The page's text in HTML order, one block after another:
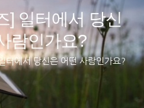
] 일터에서 당신
람인가요?
터에서 당신은 어떤 사람인가요?